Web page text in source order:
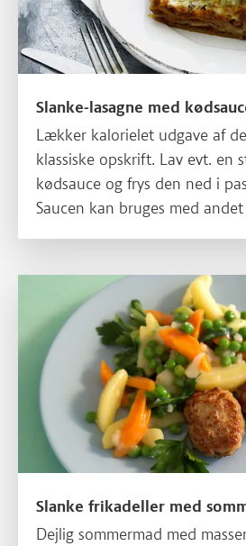
Slanke-lasagne med
Lækker kalorielet udgave af
klassiske opskrift. Lav evt. en
kødsauce og frys den ned i
Saucen kan bruges med
Slanke frikadeller med
Dejlig sommermad med
Slanke frikadeller med sommer